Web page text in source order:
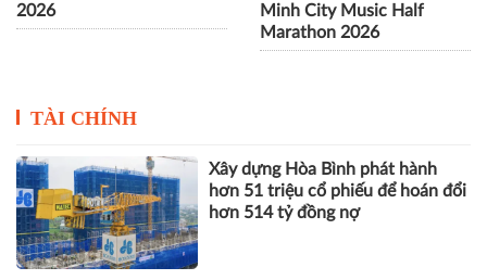
2026
Minh City Music Half
Marathon 2026
TÀI CHÍNH
Xây dựng Hòa Bình phát hành
hơn 51 triệu cổ phiếu để hoán đổi
hơn 514 tỷ đồng nợ